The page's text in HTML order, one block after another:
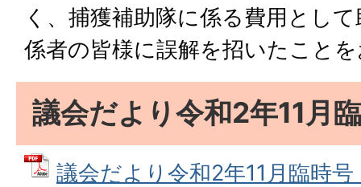
く、捕獲補助隊に係る費用とし
係者の皆様に誤解を招いたこと
議会だより令和2年11月
議会だより令和2年11月臨時